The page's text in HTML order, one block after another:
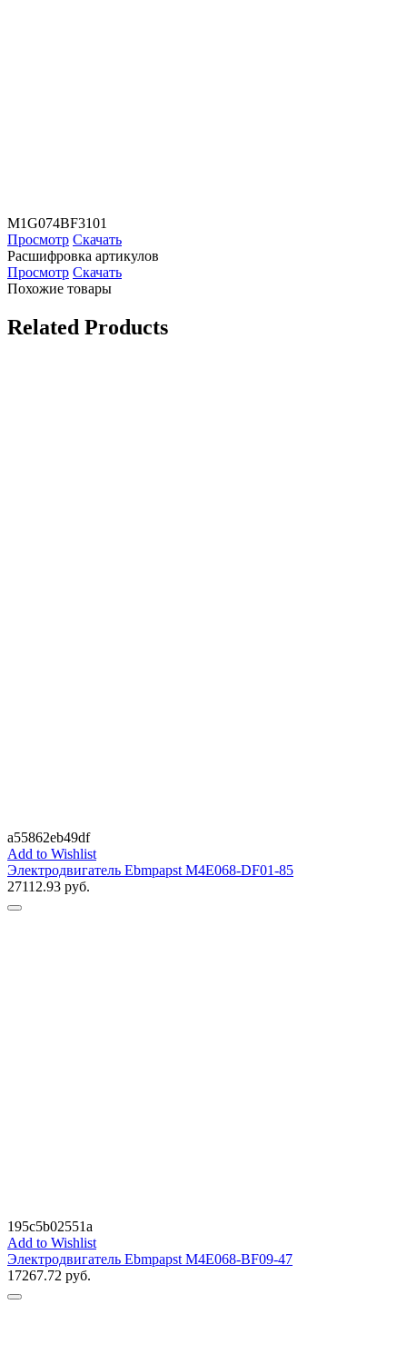
M1G074BF3101
Просмотр Скачать
Расшифровка артикулов
Просмотр Скачать
Похожие товары
Related Products
a55862eb49df
Add to Wishlist
Электродвигатель Ebmpapst M4E068-DF01-85
27112.93 руб.
195c5b02551a
Add to Wishlist
Электродвигатель Ebmpapst M4E068-BF09-47
17267.72 руб.